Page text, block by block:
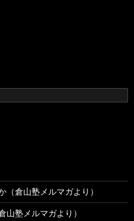
倉山塾メルマガより）
山塾メルマガより）